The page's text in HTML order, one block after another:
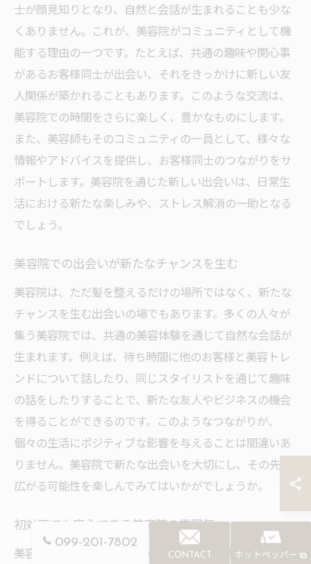
士が顔見知りとなり、自然と会話が生まれることも少な
くありません。これが、美容院がコミュニティとして機
能する理由の一つです。たとえば、共通の趣味や関心事
があるお客様同士が出会い、それをきっかけに新しい友
人関係が築かれることもあります。このような交流は、
美容院での時間をさらに楽しく、豊かなものにします。
また、美容師もそのコミュニティの一員として、様々な
情報やアドバイスを提供し、お客様同士のつながりをサ
ポートします。美容院を通じた新しい出会いは、日常生
活における新たな楽しみや、ストレス解消の一助となる
でしょう。
美容院での出会いが新たなチャンスを生む
美容院は、ただ髪を整えるだけの場所ではなく、新たな
チャンスを生む出会いの場でもあります。多くの人々が
集う美容院では、共通の美容体験を通じて自然な会話が
生まれます。例えば、待ち時間に他のお客様と美容トレ
ンドについて話したり、同じスタイリストを通じて趣味
の話をしたりすることで、新たな友人やビジネスの機会
を得ることができるのです。このようなつながりが、
個々の生活にポジティブな影響を与えることは間違いあ
りません。美容院で新たな出会いを大切にし、その先に
広がる可能性を楽しんでみてはいかがでしょうか。
初対面でも安心できる美容院の雰囲気
美容院は誰にとってもリラックスできる空間であるべき
099-201-7802
CONTACT ホットペッパー